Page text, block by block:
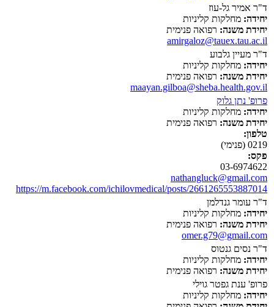
ד"ר אמיר גל-עוז
יחידה: מחלקות קליניות
יחידת משנה: רפואה פנימית
amirgaloz@tauex.tau.ac.il
ד"ר מעיין גלבוע
יחידה: מחלקות קליניות
יחידת משנה: רפואה פנימית
maayan.gilboa@sheba.health.gov.il
פרופ' נתן גלוק
יחידה: מחלקות קליניות
יחידת משנה: רפואה פנימית
טלפון:
0219 (פנימי)
פקס:
03-6974622
nathangluck@gmail.com
https://m.facebook.com/ichilovmedical/posts/2661265553887014
ד"ר עומר גנדלמן
יחידה: מחלקות קליניות
יחידת משנה: רפואה פנימית
omer.g79@gmail.com
ד"ר נסים גנטוס
יחידה: מחלקות קליניות
יחידת משנה: רפואה פנימית
פרופ' ענת גפטר גוילי
יחידה: מחלקות קליניות